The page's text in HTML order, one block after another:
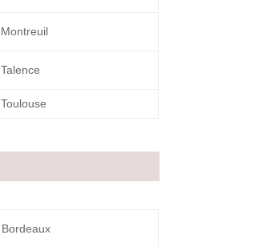
Montreuil
Talence
Toulouse
Bordeaux